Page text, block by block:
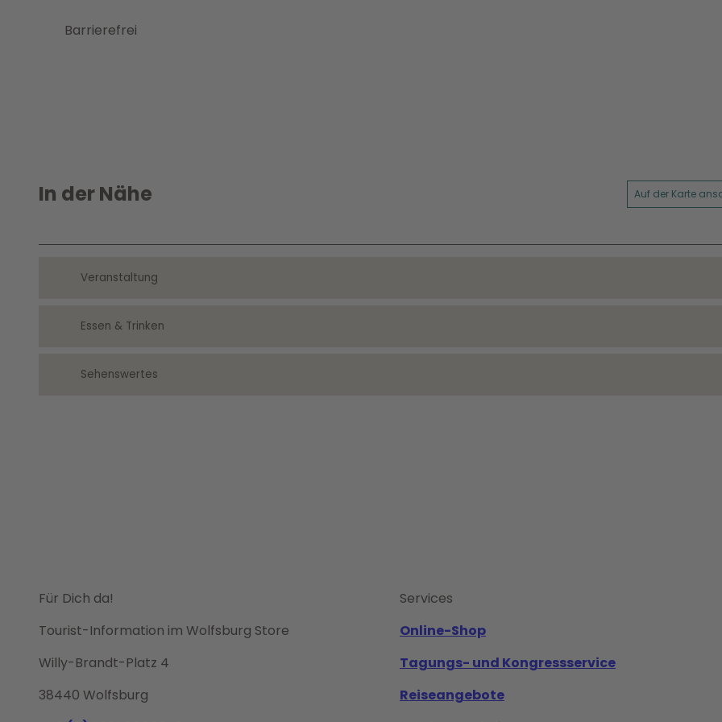
Barrierefrei
In der Nähe Auf der Karte
Veranstaltung
Essen & Trinken
Sehenswertes
Für Dich da!
Tourist-Information im Wolfsburg Store
Willy-Brandt-Platz 4
38440 Wolfsburg
Services
Online-Shop
Tagungs- und Kongressservice
Reiseangebote